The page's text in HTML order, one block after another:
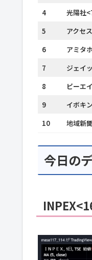
4
光陽社
5
アクセ
6
アミタ
7
ジェイ
8
ピーエ
9
イボキ
10
地域新
今日の